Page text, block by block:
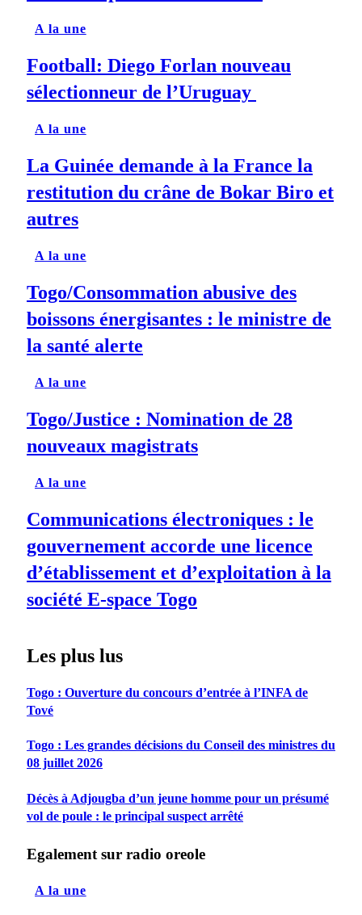
A la une
Football: Diego Forlan nouveau
sélectionneur de l’Uruguay
A la une
La Guinée demande à la France la
restitution du crâne de Bokar Biro et
autres
A la une
Togo/Consommation abusive des
boissons énergisantes : le ministre de
la santé alerte
A la une
Togo/Justice : Nomination de 28
nouveaux magistrats
A la une
Communications électroniques : le
gouvernement accorde une licence
d’établissement et d’exploitation à la
société E-space Togo
Les plus lus
Togo : Ouverture du concours d’entrée à l’INFA de
Tové
Togo : Les grandes décisions du Conseil des ministres du
08 juillet 2026
Décès à Adjougba d’un jeune homme pour un présumé
vol de poule : le principal suspect arrêté
Egalement sur radio oreole
A la une